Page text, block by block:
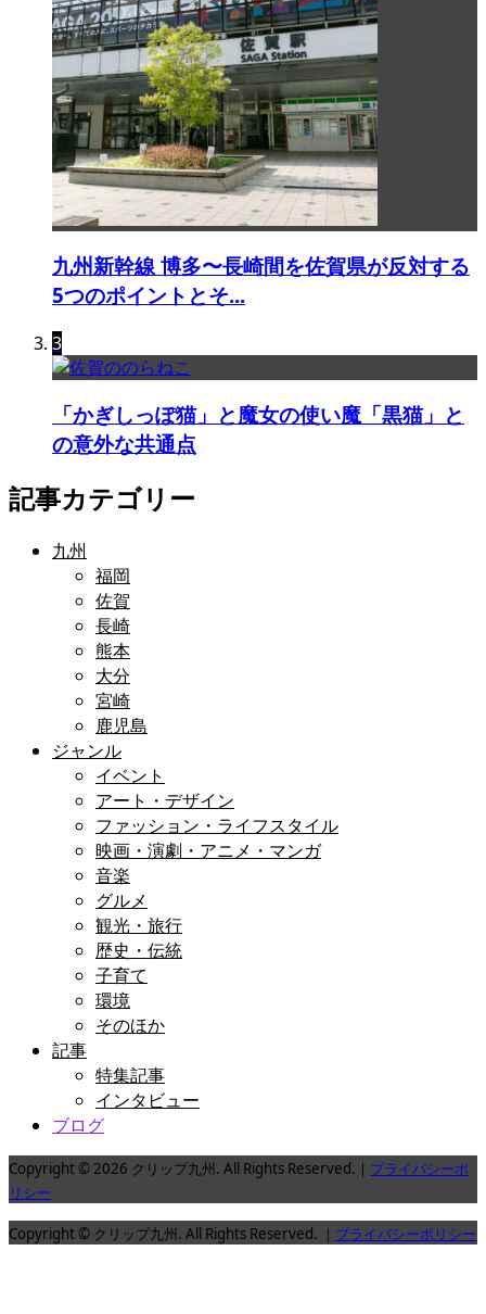
九州新幹線 博多〜長崎間を佐賀県が反対する
5つのポイントとそ...
3
「かぎしっぽ猫」と魔女の使い魔「黒猫」と
の意外な共通点
記事カテゴリー
九州
福岡
佐賀
長崎
熊本
大分
宮崎
鹿児島
ジャンル
イベント
アート・デザイン
ファッション・ライフスタイル
映画・演劇・アニメ・マンガ
音楽
グルメ
観光・旅行
歴史・伝統
子育て
環境
そのほか
記事
特集記事
インタビュー
ブログ
Copyright © 2026 クリップ九州. All Rights Reserved.｜ プライバシーポ
リシー
Copyright © クリップ九州. All Rights Reserved. ｜ プライバシーポリシー